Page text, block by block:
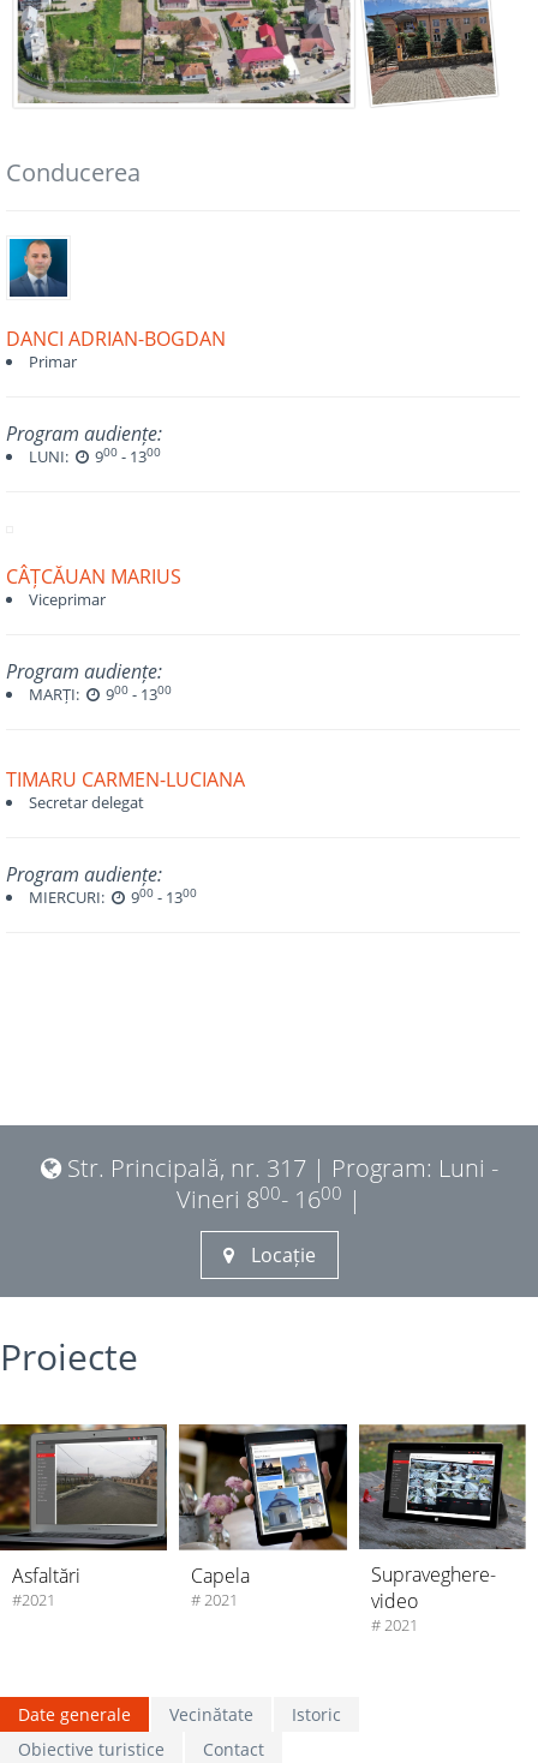
Conducerea
DANCI ADRIAN-BOGDAN
Primar
Program audiențe:
LUNI: 900 - 1300
CÂȚCĂUAN MARIUS
Viceprimar
Program audiențe:
MARȚI: 900 - 1300
TIMARU CARMEN-LUCIANA
Secretar delegat
Program audiențe:
MIERCURI: 900 - 1300
Str. Principală, nr. 317 | Program: Luni -
Vineri 800- 1600 |
Locație
Proiecte
Asfaltări
#2021
Capela
# 2021
Supraveghere-
video
# 2021
Date generale Vecinătate
Istoric
Obiective turistice
Contact